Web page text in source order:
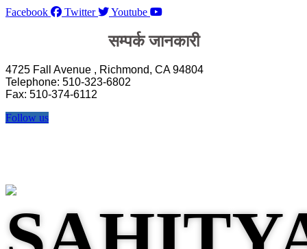
Facebook
Twitter Youtube
सम्पर्क जानकारी
4725 Fall Avenue , Richmond, CA 94804
Telephone: 510-323-6802
Fax: 510-374-6112
Follow us